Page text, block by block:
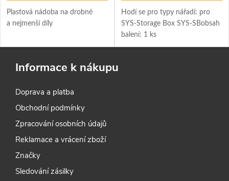
Plastová nádoba na drobné
a nejmenší díly
Hodí se pro typy nářadí: pro
SYS-Storage Box SYS-SBobsah
balení: 1 ks
Informace k nákupu
Doprava a platba
Obchodní podmínky
Zpracování osobních údajů
Reklamace a vrácení zboží
Značky
Sledování zásilky